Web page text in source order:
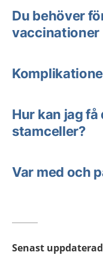
Du behöver
vaccinationer
Hur kan jag
stamceller?
Var med och
Senast uppdaterad